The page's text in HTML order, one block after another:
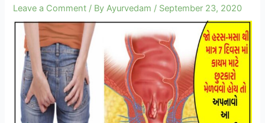
Leave a Comment / ByAyurvedam / September 23, 2020